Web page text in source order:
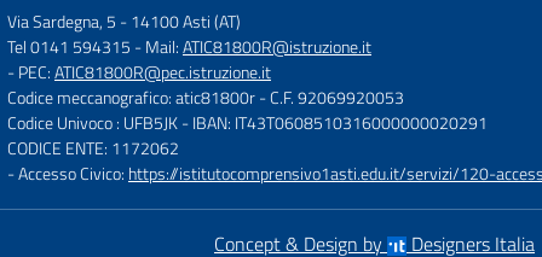
Via Sardegna, 5 -14100 Asti (AT)
Tel 0141 594315 - Mail:ATIC81800R@istruzione.it
- PEC:ATIC81800R@pec.istruzione.it
Codice meccanografico: atic81800r- C.F. 92069920053
Codice Univoco : UFB5JK- IBAN: IT43T0608510316000000020291
CODICE ENTE: 1172062
- Accesso Civico: https://istitutocomprensivo1asti.edu.it/servizi/120-
Concept & Design by Designers Italia